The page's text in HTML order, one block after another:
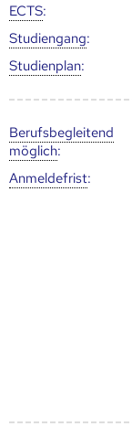
ECTS:
Studien­gang:
Studien­plan:
Berufs­begleitend
möglich:
Anmelde­frist: